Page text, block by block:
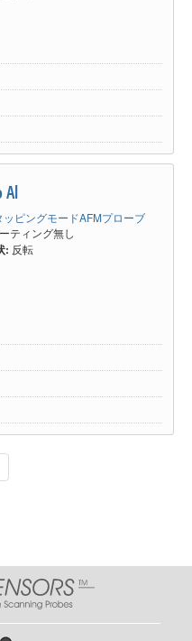
Al
ッピングモードAFMプローブ
ティング無し
: 反転